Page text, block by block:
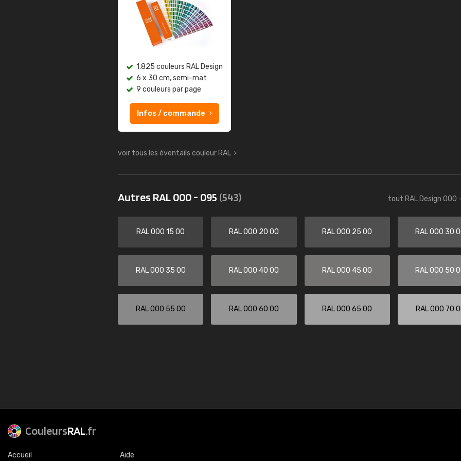
1.825 couleurs RAL Design
6 x 30 cm, semi-mat
9 couleurs par page
Infos / commande
voir tous les éventails couleur RAL
Autres RAL 000 - 095 (543) tout RAL Design 000
RAL 000 15 00 RAL 000 20 00 RAL 000 25 00 RAL 000 30
RAL 000 35 00 RAL 000 40 00 RAL 000 45 00 RAL 000 50
RAL 000 55 00 RAL 000 60 00 RAL 000 65 00 RAL 000 70
CouleursRAL.fr
Accueil Aide